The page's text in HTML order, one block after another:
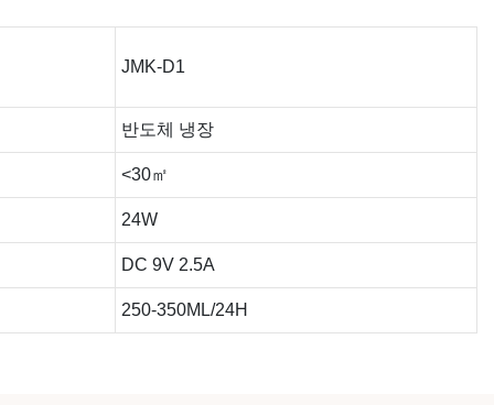
JMK-D1
반도체 냉장
<30㎡
24W
DC 9V 2.5A
250-350ML/24H